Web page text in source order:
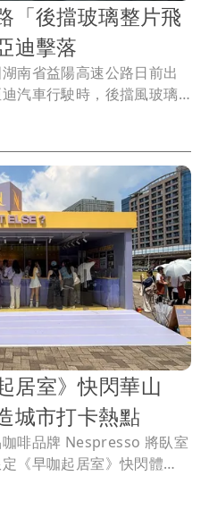
「後擋玻璃整片飛
迪擊落
南省益陽高速公路日前出
汽車行駛時，後擋風玻璃
一輛汽車的前擋風玻璃，
居室》快閃華山
城市打卡熱點
咖啡品牌 Nespresso 將臥室
《早咖起居室》快閃體
啡機為靈感，打造結合巨